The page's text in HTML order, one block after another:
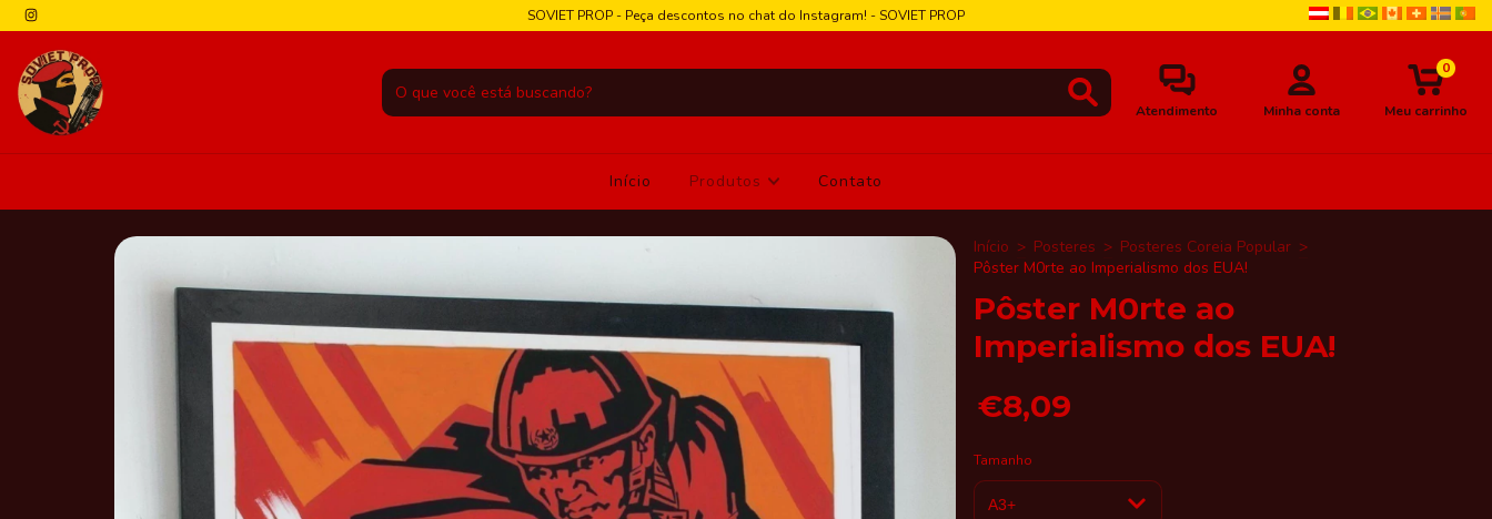
SOVIET PROP - Peça descontos no chat do Instagram! - SOVIET PROP
Atendimento Minha conta Meu carrinho
0
Início Produtos Contato
Início > Posteres > Posteres Coreia Popular >
Pôster M0rte ao Imperialismo dos EUA!
Pôster M0rte ao
Imperialismo dos EUA!
€8,09
Tamanho